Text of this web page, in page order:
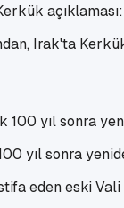
Irak'ta
yıl sonra
eden eski Vali